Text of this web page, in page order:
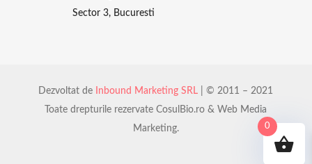
Sector 3, Bucuresti
Dezvoltat de Inbound Marketing SRL | © 2011 – 2021
Toate drepturile rezervate CosulBio.ro & Web Media
Marketing.
0